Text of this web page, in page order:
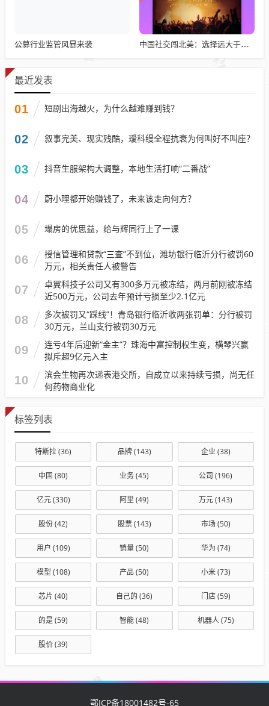
公募行业监管风暴来袭 中国社交闯北美：选择远大于努力
最近发表
01 短剧出海越火，为什么越难赚到钱？
02 叙事完美、现实残酷，瑷科缦全程抗衰为何叫好不叫座？
03 抖音生服架构大调整，本地生活打响“二番战”
04 蔚小理都开始赚钱了，未来该走向何方？
05 塌房的优思益，给与辉同行上了一课
06
授信管理和贷款“三查”不到位，潍坊银行临沂分行被罚60
万元，相关责任人被警告
07
卓翼科技子公司又有300多万元被冻结，两月前刚被冻结
近500万元，公司去年预计亏损至少2.1亿元
08
多次被罚又“踩线”！青岛银行临沂收两张罚单：分行被罚
30万元，兰山支行被罚30万元
09
连亏4年后迎新“金主”？珠海中富控制权生变，横琴兴赢
拟斥超9亿元入主
10
滨会生物再次递表港交所，自成立以来持续亏损，尚无任
何药物商业化
标签列表
特斯拉(36) 品牌(143) 企业(38)
中国 (80) 业务(45) 公司 (196)
亿元(330) 阿里 (49) 万元(143)
股份(42) 股票(143) 市场(50)
用户 (109) 销量(50) 华为 (74)
模型 (108) 产品 (50) 小米(73)
芯片 (40) 自己的 (36) 门店(59)
的是(59) 智能(48) 机器人(75)
股价(39)
鄂ICP备18001482号-65